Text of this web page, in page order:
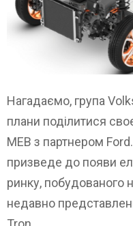
Нагадаємо, група
плани поділитися
MEB з партнером
призведе до появи
ринку, побудованого
недавно